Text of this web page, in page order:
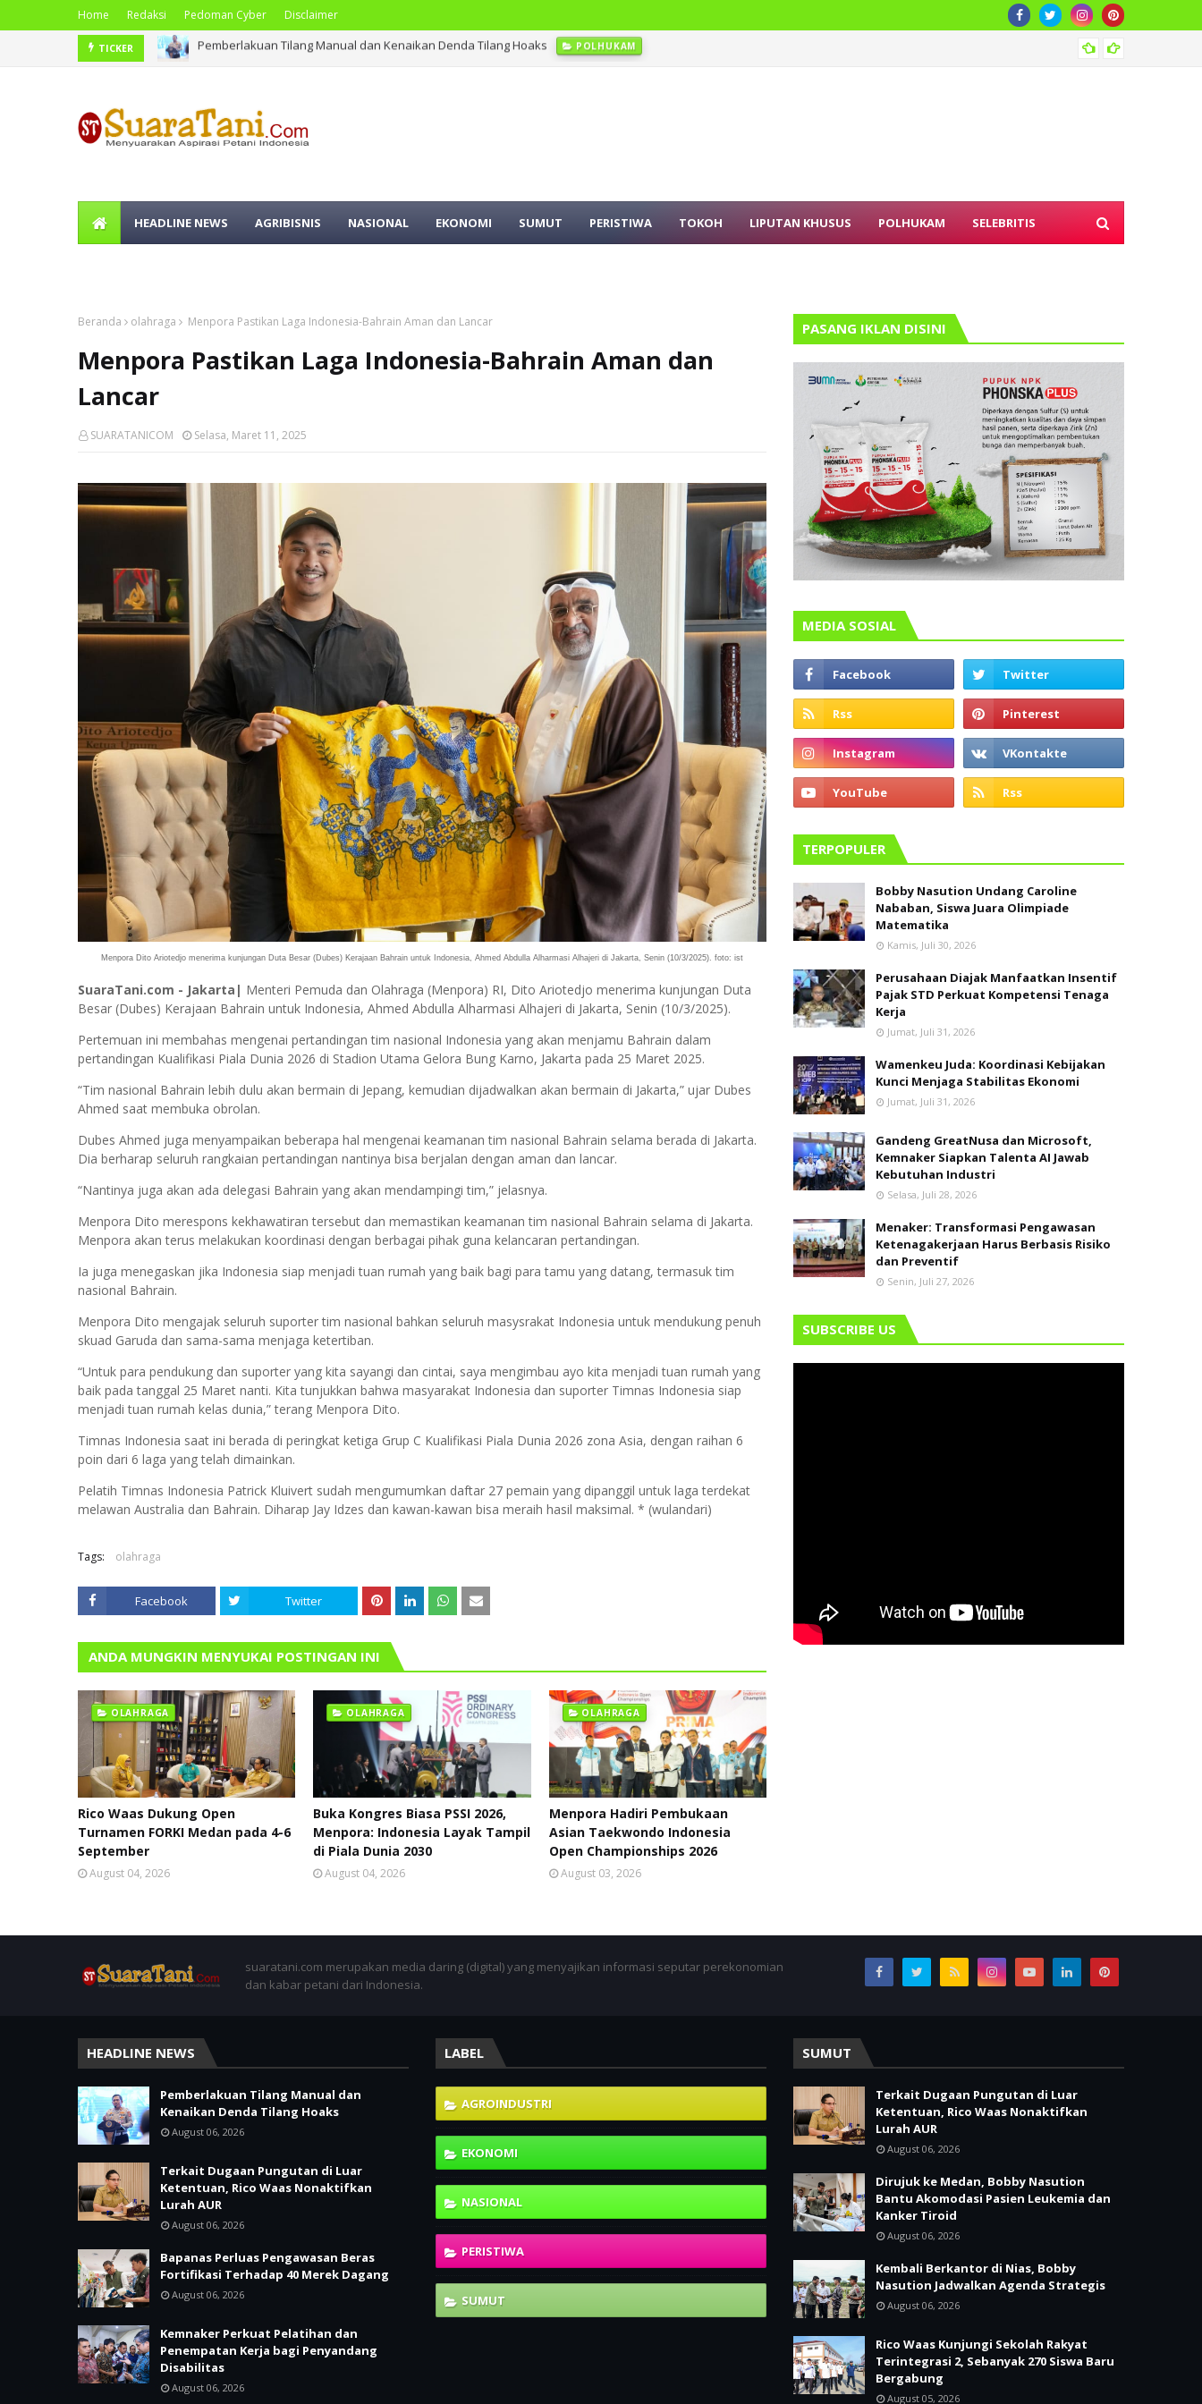
Home Redaksi Pedoman Cyber Disclaimer
TICKER
Pemberlakuan Tilang Manual dan Kenaikan Denda Tilang Hoaks
Terkait Dugaan Pungutan di Luar Ketentuan, Rico Waas Nonaktifkan Lurah AUR
HEADLINE NEWS AGRIBISNIS NASIONAL EKONOMI SUMUT PERISTIWA TOKOH LIPUTAN KHUSUS POLHUKAM SELEBRITIS
Beranda olahraga Menpora Pastikan Laga Indonesia-Bahrain Aman dan Lancar
Menpora Pastikan Laga Indonesia-Bahrain Aman dan
Lancar
SUARATANICOM Selasa, Maret 11, 2025
Menpora Dito Ariotedjo menerima kunjungan Duta Besar (Dubes) Kerajaan Bahrain untuk Indonesia, Ahmed Abdulla Alharmasi Alhajeri di Jakarta, Senin (10/3/2025). foto: ist
SuaraTani.com - Jakarta| Menteri Pemuda dan Olahraga (Menpora) RI, Dito Ariotedjo menerima kunjungan Duta
Besar (Dubes) Kerajaan Bahrain untuk Indonesia, Ahmed Abdulla Alharmasi Alhajeri di Jakarta, Senin (10/3/2025).
Pertemuan ini membahas mengenai pertandingan tim nasional Indonesia yang akan menjamu Bahrain dalam
pertandingan Kualifikasi Piala Dunia 2026 di Stadion Utama Gelora Bung Karno, Jakarta pada 25 Maret 2025.
“Tim nasional Bahrain lebih dulu akan bermain di Jepang, kemudian dijadwalkan akan bermain di Jakarta,” ujar Dubes
Ahmed saat membuka obrolan.
Dubes Ahmed juga menyampaikan beberapa hal mengenai keamanan tim nasional Bahrain selama berada di Jakarta.
Dia berharap seluruh rangkaian pertandingan nantinya bisa berjalan dengan aman dan lancar.
“Nantinya juga akan ada delegasi Bahrain yang akan mendampingi tim,” jelasnya.
Menpora Dito merespons kekhawatiran tersebut dan memastikan keamanan tim nasional Bahrain selama di Jakarta.
Menpora akan terus melakukan koordinasi dengan berbagai pihak guna kelancaran pertandingan.
Ia juga menegaskan jika Indonesia siap menjadi tuan rumah yang baik bagi para tamu yang datang, termasuk tim
nasional Bahrain.
Menpora Dito mengajak seluruh suporter tim nasional bahkan seluruh masysrakat Indonesia untuk mendukung penuh
skuad Garuda dan sama-sama menjaga ketertiban.
“Untuk para pendukung dan suporter yang kita sayangi dan cintai, saya mengimbau ayo kita menjadi tuan rumah yang
baik pada tanggal 25 Maret nanti. Kita tunjukkan bahwa masyarakat Indonesia dan suporter Timnas Indonesia siap
menjadi tuan rumah kelas dunia,” terang Menpora Dito.
Timnas Indonesia saat ini berada di peringkat ketiga Grup C Kualifikasi Piala Dunia 2026 zona Asia, dengan raihan 6
poin dari 6 laga yang telah dimainkan.
Pelatih Timnas Indonesia Patrick Kluivert sudah mengumumkan daftar 27 pemain yang dipanggil untuk laga terdekat
melawan Australia dan Bahrain. Diharap Jay Idzes dan kawan-kawan bisa meraih hasil maksimal. * (wulandari)
Tags: olahraga
Facebook Twitter
ANDA MUNGKIN MENYUKAI POSTINGAN INI
OLAHRAGA
Rico Waas Dukung Open
Turnamen FORKI Medan pada 4-6
September
August 04, 2026
OLAHRAGA
Buka Kongres Biasa PSSI 2026,
Menpora: Indonesia Layak Tampil
di Piala Dunia 2030
August 04, 2026
OLAHRAGA
Menpora Hadiri Pembukaan
Asian Taekwondo Indonesia
Open Championships 2026
August 03, 2026
PASANG IKLAN DISINI
MEDIA SOSIAL
TERPOPULER
Bobby Nasution Undang Caroline
Nababan, Siswa Juara Olimpiade
Matematika
Kamis, Juli 30, 2026
Perusahaan Diajak Manfaatkan Insentif
Pajak STD Perkuat Kompetensi Tenaga
Kerja
Jumat, Juli 31, 2026
Wamenkeu Juda: Koordinasi Kebijakan
Kunci Menjaga Stabilitas Ekonomi
Jumat, Juli 31, 2026
Gandeng GreatNusa dan Microsoft,
Kemnaker Siapkan Talenta AI Jawab
Kebutuhan Industri
Selasa, Juli 28, 2026
Menaker: Transformasi Pengawasan
Ketenagakerjaan Harus Berbasis Risiko
dan Preventif
Senin, Juli 27, 2026
SUBSCRIBE US
suaratani.com merupakan media daring (digital) yang menyajikan informasi seputar perekonomian
dan kabar petani dari Indonesia.
HEADLINE NEWS
Pemberlakuan Tilang Manual dan
Kenaikan Denda Tilang Hoaks
August 06, 2026
Terkait Dugaan Pungutan di Luar
Ketentuan, Rico Waas Nonaktifkan
Lurah AUR
August 06, 2026
Bapanas Perluas Pengawasan Beras
Fortifikasi Terhadap 40 Merek Dagang
August 06, 2026
Kemnaker Perkuat Pelatihan dan
Penempatan Kerja bagi Penyandang
Disabilitas
August 06, 2026
LABEL
AGROINDUSTRI
EKONOMI
NASIONAL
PERISTIWA
SUMUT
SUMUT
Terkait Dugaan Pungutan di Luar
Ketentuan, Rico Waas Nonaktifkan
Lurah AUR
August 06, 2026
Dirujuk ke Medan, Bobby Nasution
Bantu Akomodasi Pasien Leukemia dan
Kanker Tiroid
August 06, 2026
Kembali Berkantor di Nias, Bobby
Nasution Jadwalkan Agenda Strategis
August 06, 2026
Rico Waas Kunjungi Sekolah Rakyat
Terintegrasi 2, Sebanyak 270 Siswa Baru
Bergabung
August 05, 2026